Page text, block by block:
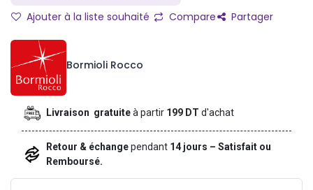
Ajouter à la liste souhaité Compare Partager
Bormioli Rocco
Livraison gratuiteà partir 199 DTd'achat
Retour & échangependant 14 jours – Satisfait ou
Remboursé.